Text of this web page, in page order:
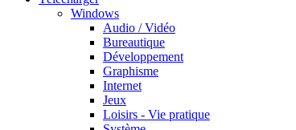
Windows
Audio / Vidéo
Bureautique
Développement
Graphisme
Internet
Jeux
Loisirs - Vie pratique